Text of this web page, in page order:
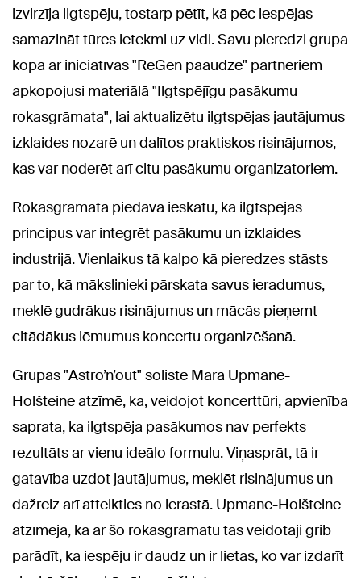
izvirzīja ilgtspēju, tostarp pētīt, kā pēc iespējas
samazināt tūres ietekmi uz vidi. Savu pieredzi grupa
kopā ar iniciatīvas "ReGen paaudze" partneriem
apkopojusi materiālā "Ilgtspējīgu pasākumu
rokasgrāmata", lai aktualizētu ilgtspējas jautājumus
izklaides nozarē un dalītos praktiskos risinājumos,
kas var noderēt arī citu pasākumu organizatoriem.
Rokasgrāmata piedāvā ieskatu, kā ilgtspējas
principus var integrēt pasākumu un izklaides
industrijā. Vienlaikus tā kalpo kā pieredzes stāsts
par to, kā mākslinieki pārskata savus ieradumus,
meklē gudrākus risinājumus un mācās pieņemt
citādākus lēmumus koncertu organizēšanā.
Grupas "Astro’n’out" soliste Māra Upmane-
Holšteine atzīmē, ka, veidojot koncerttūri, apvienība
saprata, ka ilgtspēja pasākumos nav perfekts
rezultāts ar vienu ideālo formulu. Viņasprāt, tā ir
gatavība uzdot jautājumus, meklēt risinājumus un
dažreiz arī atteikties no ierastā. Upmane-Holšteine
atzīmēja, ka ar šo rokasgrāmatu tās veidotāji grib
parādīt, ka iespēju ir daudz un ir lietas, ko var izdarīt